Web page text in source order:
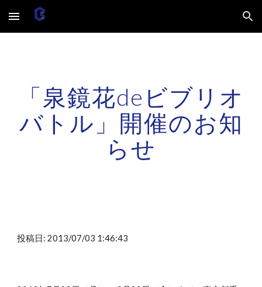
Skip to main content Skip to navigation
「泉鏡花deビブリオ
バトル」開催のお知
らせ
投稿日: 2013/07/03 1:46:43